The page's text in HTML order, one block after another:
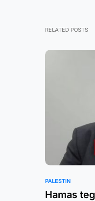
RELATED POSTS
PALESTIN
Hamas